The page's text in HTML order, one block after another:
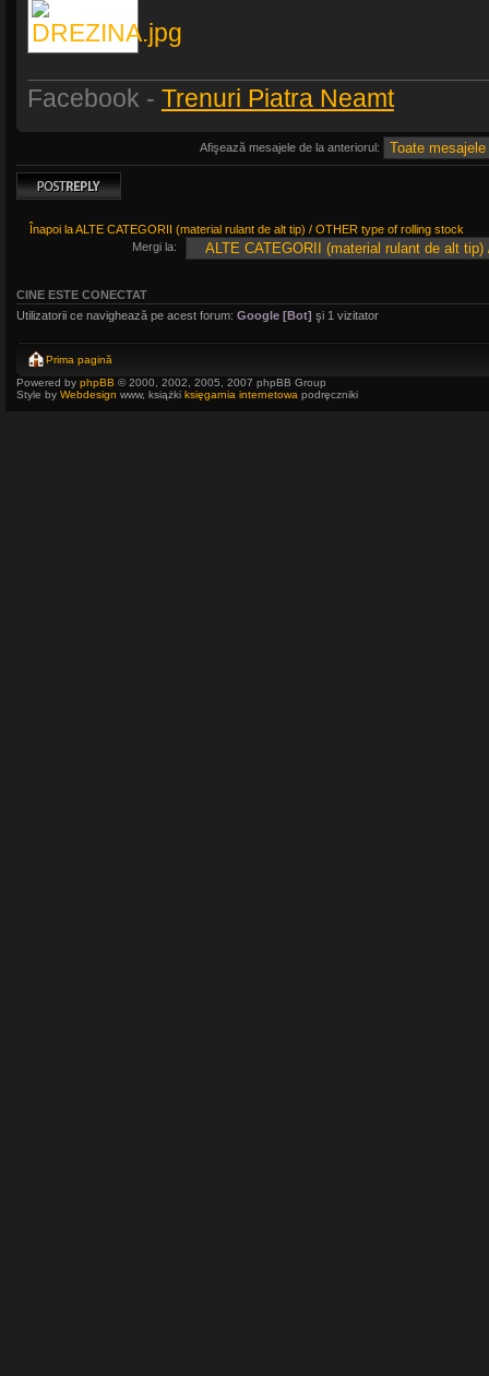
Facebook - Trenuri Piatra Neamt
Afişează mesajele de la anteriorul:
Scrie un răspuns
Înapoi la ALTE CATEGORII (material rulant de alt tip) / OTHER type of rolling stock
Mergi la:
CINE ESTE CONECTAT
Utilizatorii ce navighează pe acest forum: Google [Bot] şi 1 vizitator
Prima pagină
Powered by phpBB © 2000, 2002, 2005, 2007 phpBB Group
Style by Webdesign www, książki księgarnia internetowa podręczniki